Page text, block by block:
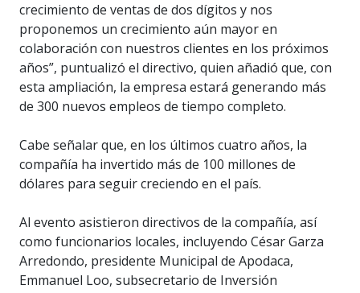
crecimiento de ventas de dos dígitos y nos
proponemos un crecimiento aún mayor en
colaboración con nuestros clientes en los próximos
años”, puntualizó el directivo, quien añadió que, con
esta ampliación, la empresa estará generando más
de 300 nuevos empleos de tiempo completo.
Cabe señalar que, en los últimos cuatro años, la
compañía ha invertido más de 100 millones de
dólares para seguir creciendo en el país.
Al evento asistieron directivos de la compañía, así
como funcionarios locales, incluyendo César Garza
Arredondo, presidente Municipal de Apodaca,
Emmanuel Loo, subsecretario de Inversión